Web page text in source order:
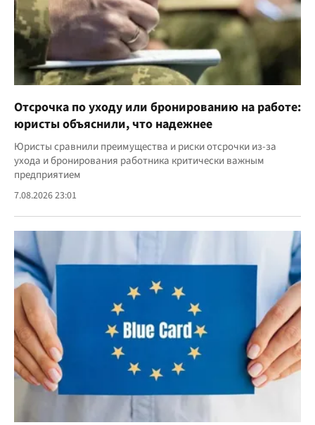
Отсрочка по уходу или бронированию на работе:
юристы объяснили, что надежнее
Юристы сравнили преимущества и риски отсрочки из-за
ухода и бронирования работника критически важным
предприятием
7.08.2026 23:01